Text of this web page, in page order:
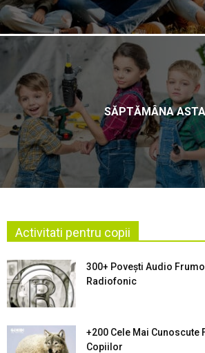
SĂPTĂMÂNA ASTA
Activitati pentru copii
300+ Povești Audio
Radiofonic
+200 Cele Mai Cunoscute
Copiilor